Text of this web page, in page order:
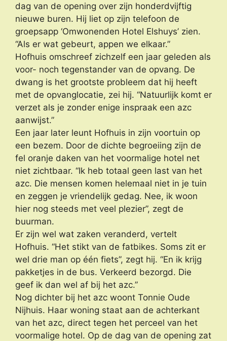
dag van de opening over zijn honderdvijftig
nieuwe buren. Hij liet op zijn telefoon de
groepsapp ‘Omwonenden Hotel Elshuys’ zien.
“Als er wat gebeurt, appen we elkaar.”
Hofhuis omschreef zichzelf een jaar geleden als
voor- noch tegenstander van de opvang. De
dwang is het grootste probleem dat hij heeft
met de opvanglocatie, zei hij. “Natuurlijk komt er
verzet als je zonder enige inspraak een azc
aanwijst.”
Een jaar later leunt Hofhuis in zijn voortuin op
een bezem. Door de dichte begroeiing zijn de
fel oranje daken van het voormalige hotel net
niet zichtbaar. “Ik heb totaal geen last van het
azc. Die mensen komen helemaal niet in je tuin
en zeggen je vriendelijk gedag. Nee, ik woon
hier nog steeds met veel plezier”, zegt de
buurman.
Er zijn wel wat zaken veranderd, vertelt
Hofhuis. “Het stikt van de fatbikes. Soms zit er
wel drie man op één fiets”, zegt hij. “En ik krijg
pakketjes in de bus. Verkeerd bezorgd. Die
geef ik dan wel af bij het azc.”
Nog dichter bij het azc woont Tonnie Oude
Nijhuis. Haar woning staat aan de achterkant
van het azc, direct tegen het perceel van het
voormalige hotel. Op de dag van de opening zat